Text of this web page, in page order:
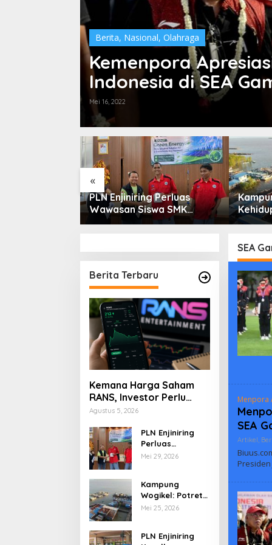
Berita, Nasional, Olahraga
Kemenpora
Indonesia di SEA
Mei 16, 2022
«
PLN Enjiniring Perluas
Wawasan Siswa SMK
tentang Tantangan
Berita Terbaru
Kemana Harga Saham
RANS, Investor Perlu
Cermati Fundamental
Spekulasi Berlebihan
Agustus 5, 2026
PLN Enjiniring
Perluas
Wawasan Siswa
Perubahan Iklim
Mei 29, 2026
Kampung
Wogikel: Potret
Kehidupan
yang Bertahan
Mei 25, 2026
PLN Enjiniring
SEA
Menpora
SEA
Artikel,